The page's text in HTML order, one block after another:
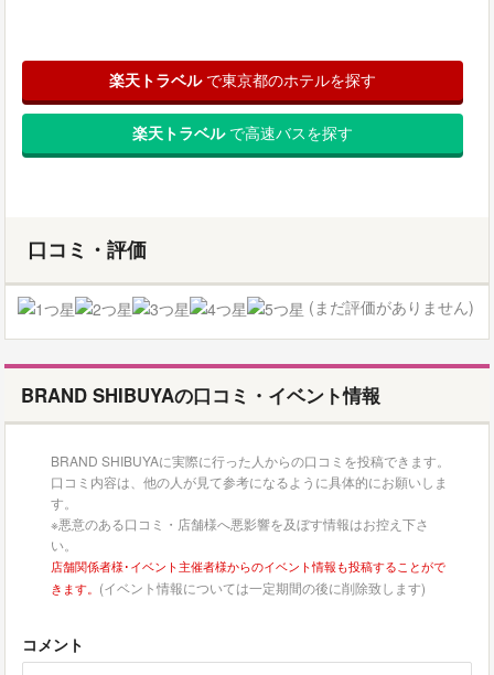
楽天トラベルで東京都のホテルを探す
楽天トラベルで高速バスを探す
口コミ・評価
(まだ評価がありません)
BRAND SHIBUYAの口コミ・イベント情報
BRAND SHIBUYAに実際に行った人からの口コミを投稿できます。
口コミ内容は、他の人が見て参考になるように具体的にお願いしま
す。
※悪意のある口コミ・店舗様へ悪影響を及ぼす情報はお控え下さ
い。
店舗関係者様･イベント主催者様からのイベント情報も投稿することがで
きます。 (イベント情報については一定期間の後に削除致します)
コメント